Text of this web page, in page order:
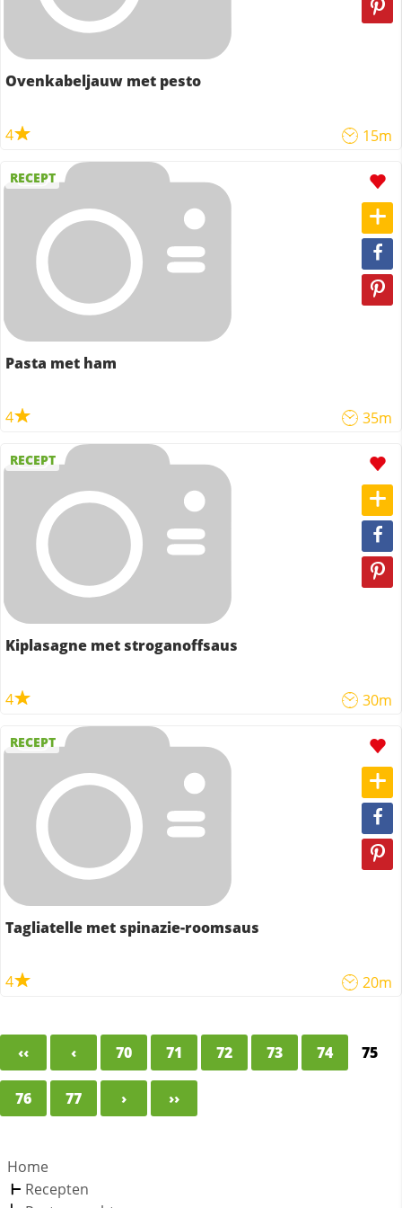
Ovenkabeljauw met pesto
4 15m
RECEPT
Pasta met ham
4 35m
RECEPT
Kiplasagne met stroganoffsaus
4 30m
RECEPT
Tagliatelle met spinazie-roomsaus
4 20m
‹‹ ‹ 70 71 72 73 74 75
76 77 › ››
Home
Recepten